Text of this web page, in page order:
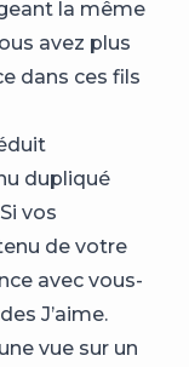
la même
avez plus
dans ces fils
dupliqué
vos
de votre
avec vous-
J’aime.
vue sur un